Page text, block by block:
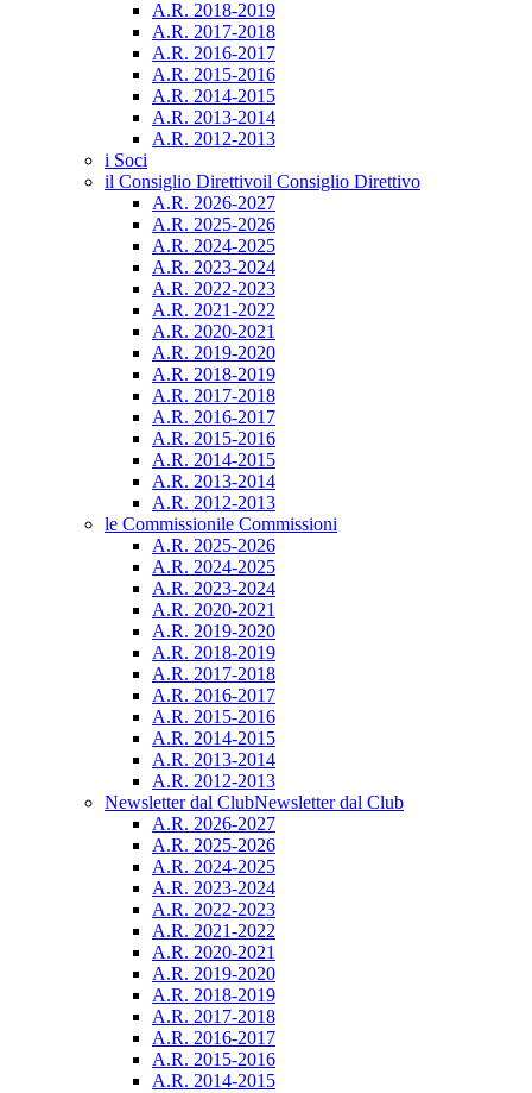
A.R. 2018-2019
A.R. 2017-2018
A.R. 2016-2017
A.R. 2015-2016
A.R. 2014-2015
A.R. 2013-2014
A.R. 2012-2013
i Soci
il Consiglio Direttivoil Consiglio Direttivo
A.R. 2026-2027
A.R. 2025-2026
A.R. 2024-2025
A.R. 2023-2024
A.R. 2022-2023
A.R. 2021-2022
A.R. 2020-2021
A.R. 2019-2020
A.R. 2018-2019
A.R. 2017-2018
A.R. 2016-2017
A.R. 2015-2016
A.R. 2014-2015
A.R. 2013-2014
A.R. 2012-2013
le Commissionile Commissioni
A.R. 2025-2026
A.R. 2024-2025
A.R. 2023-2024
A.R. 2020-2021
A.R. 2019-2020
A.R. 2018-2019
A.R. 2017-2018
A.R. 2016-2017
A.R. 2015-2016
A.R. 2014-2015
A.R. 2013-2014
A.R. 2012-2013
Newsletter dal ClubNewsletter dal Club
A.R. 2026-2027
A.R. 2025-2026
A.R. 2024-2025
A.R. 2023-2024
A.R. 2022-2023
A.R. 2021-2022
A.R. 2020-2021
A.R. 2019-2020
A.R. 2018-2019
A.R. 2017-2018
A.R. 2016-2017
A.R. 2015-2016
A.R. 2014-2015